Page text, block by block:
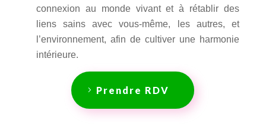
connexion au monde vivant et à rétablir des
liens sains avec vous-même, les autres, et
l’environnement, afin de cultiver une harmonie
intérieure.
Prendre RDV